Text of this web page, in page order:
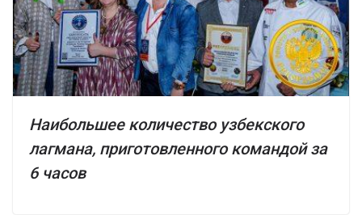
Наибольшее количество узбекского
лагмана, приготовленного командой за
6 часов